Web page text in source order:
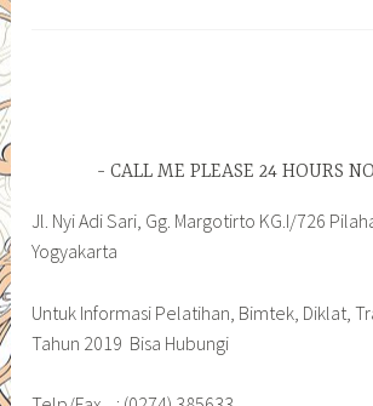
CALL ME PLEASE 24 HOURS
Jl. Nyi Adi Sari, Gg. Margotirto KG.I/726
Yogyakarta
Untuk Informasi Pelatihan, Bimtek, Diklat,
Tahun 2019 Bisa Hubungi